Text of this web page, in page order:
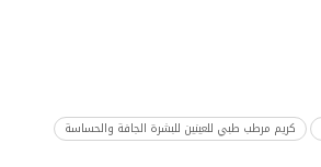
كريم مرطب طبي للعينين للبشرة الجافة والحساسة